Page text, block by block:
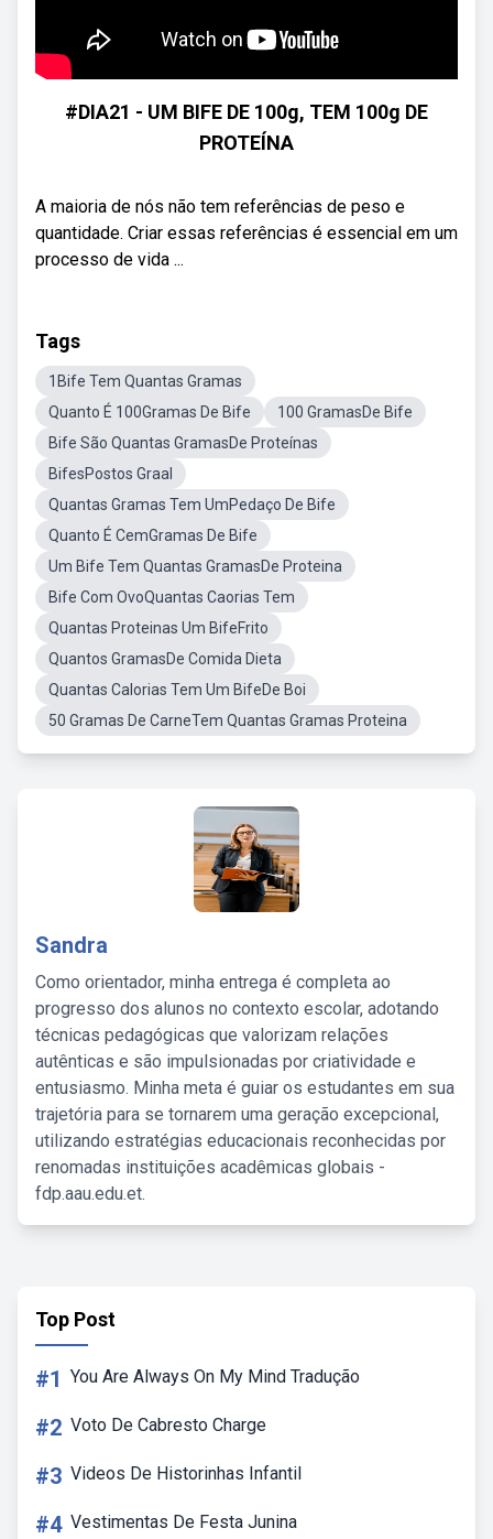
#DIA21 - UM BIFE DE 100g, TEM 100g DE
PROTEÍNA
A maioria de nós não tem referências de peso e
quantidade. Criar essas referências é essencial em um
processo de vida ...
Tags
1Bife Tem Quantas Gramas
Quanto É 100Gramas De Bife
100 GramasDe Bife
Bife São Quantas GramasDe Proteínas
BifesPostos Graal
Quantas Gramas Tem UmPedaço De Bife
Quanto É CemGramas De Bife
Um Bife Tem Quantas GramasDe Proteina
Bife Com OvoQuantas Caorias Tem
Quantas Proteinas Um BifeFrito
Quantos GramasDe Comida Dieta
Quantas Calorias Tem Um BifeDe Boi
50 Gramas De CarneTem Quantas Gramas Proteina
Sandra
Como orientador, minha entrega é completa ao
progresso dos alunos no contexto escolar, adotando
técnicas pedagógicas que valorizam relações
autênticas e são impulsionadas por criatividade e
entusiasmo. Minha meta é guiar os estudantes em sua
trajetória para se tornarem uma geração excepcional,
utilizando estratégias educacionais reconhecidas por
renomadas instituições acadêmicas globais -
fdp.aau.edu.et.
Top Post
#1 You Are Always On My Mind Tradução
#2 Voto De Cabresto Charge
#3 Videos De Historinhas Infantil
#4 Vestimentas De Festa Junina